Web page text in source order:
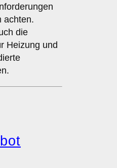
achten.
die
Heizung und